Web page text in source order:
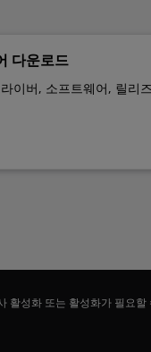
다운로드
이버, 소프트웨어, 릴리즈
활성화 또는 활성화가 필요